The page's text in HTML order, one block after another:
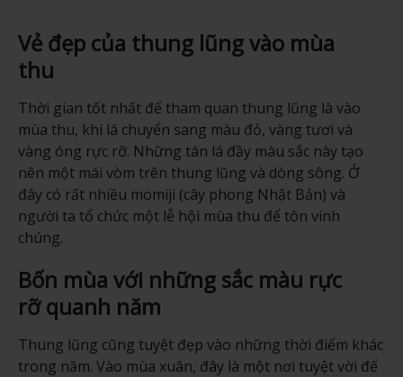
Vẻ đẹp của thung lũng vào mùa
thu
Thời gian tốt nhất để tham quan thung lũng là vào
mùa thu, khi lá chuyển sang màu đỏ, vàng tươi và
vàng óng rực rỡ. Những tán lá đầy màu sắc này tạo
nên một mái vòm trên thung lũng và dòng sông. Ở
đây có rất nhiều momiji (cây phong Nhật Bản) và
người ta tổ chức một lễ hội mùa thu để tôn vinh
chúng.
Bốn mùa với những sắc màu rực
rỡ quanh năm
Thung lũng cũng tuyệt đẹp vào những thời điểm khác
trong năm. Vào mùa xuân, đây là một nơi tuyệt vời để